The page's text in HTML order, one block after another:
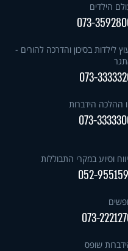
הילדים
073-
לילדות בסיכון והדרכה להורים -
073-
ההלכה הידברות
073-
וסיוע במקרי התבוללות
052-
073-
שופס